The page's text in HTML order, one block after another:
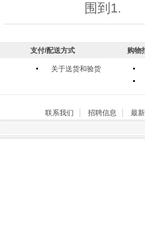
围到1.
支付/配送方式
关于送货和验货
购物
联系我们 招聘信息
最